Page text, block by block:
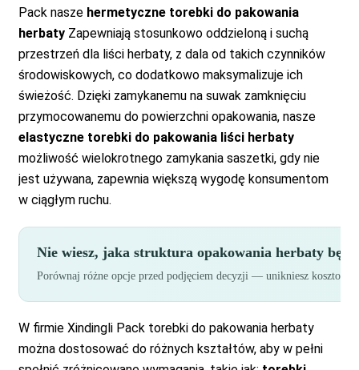
Pack nasze hermetyczne torebki do pakowania
herbatyZapewniają stosunkowo oddzieloną i suchą
przestrzeń dla liści herbaty, z dala od takich czynników
środowiskowych, co dodatkowo maksymalizuje ich
świeżość. Dzięki zamykanemu na suwak zamknięciu
przymocowanemu do powierzchni opakowania, nasze
elastyczne torebki do pakowania liści herbaty
możliwość wielokrotnego zamykania saszetki, gdy nie
jest używana, zapewnia większą wygodę konsumentom
w ciągłym ruchu.
Nie wiesz, jaka struktura opakowania herbaty
Porównaj różne opcje przed podjęciem decyzji — unikniesz
W firmie Xindingli Pack torebki do pakowania herbaty
można dostosować do różnych kształtów, aby w pełni